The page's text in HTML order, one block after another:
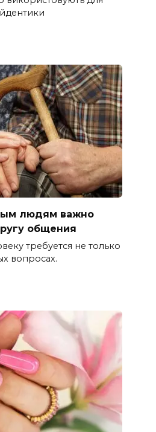
людям важно
общения
требуется не только
вопросах.